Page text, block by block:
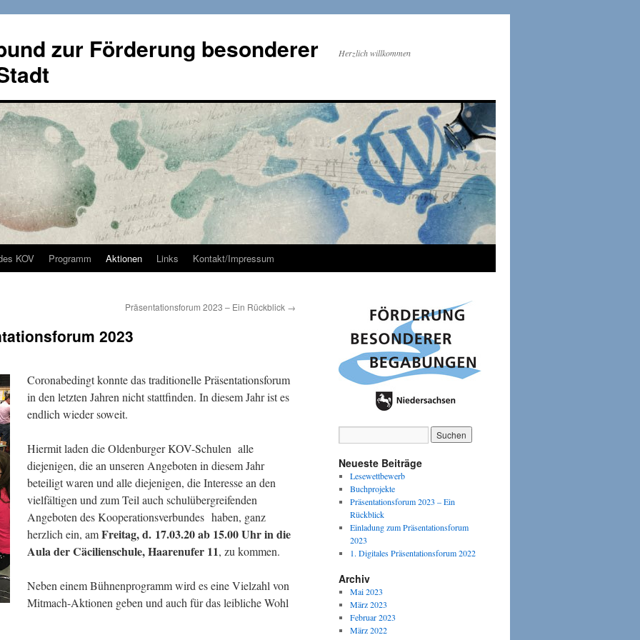
zur Förderung besonderer
Herzlich willkommen
KOV Programm Aktionen Links Kontakt/Impressum
Präsentationsforum 2023 – Ein Rückblick →
2023
Coronabedingt konnte das traditionelle Präsentationsforum
in den letzten Jahren nicht stattfinden. In diesem Jahr ist es
endlich wieder soweit.
Hiermit laden die Oldenburger KOV-Schulen alle
diejenigen, die an unseren Angeboten in diesem Jahr
beteiligt waren und alle diejenigen, die Interesse an den
vielfältigen und zum Teil auch schulübergreifenden
Angeboten des Kooperationsverbundes haben, ganz
herzlich ein, amFreitag, d. 17.03.20 ab 15.00 Uhr in die
Aula der Cäcilienschule, Haarenufer 11, zu kommen.
Neben einem Bühnenprogramm wird es eine Vielzahl von
Mitmach-Aktionen geben und auch für das leibliche Wohl
Neueste Beiträge
Lesewettbewerb
Buchprojekte
Präsentationsforum 2023 – Ein
Rückblick
Einladung zum Präsentationsforum
2023
1. Digitales Präsentationsforum 2022
Archiv
Mai 2023
März 2023
Februar 2023
März 2022